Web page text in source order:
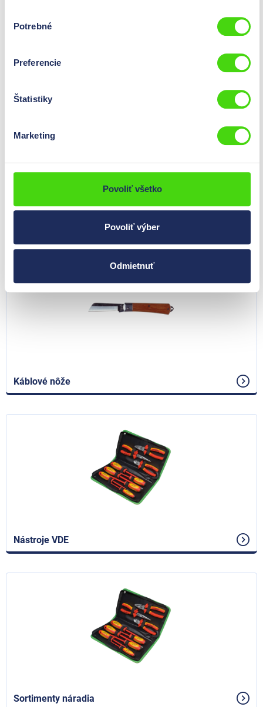
súhlasu
Potrebné
Preferencie
Štatistiky
Marketing
Povoliť všetko
Povoliť výber
Odmietnuť
Odizolovače
Káblové nôže
Nástroje VDE
Sortimenty náradia